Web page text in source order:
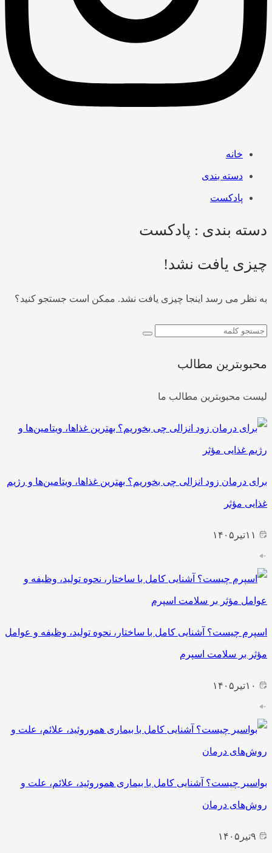
خانه
دسته بندی
پادکست
دسته بندی : پادکست
چیزی یافت نشد!
به نظر می رسد اینجا چیزی یافت نشد. ممکن است جستجو کنید؟
محبوبترین مطالب
لیست محبوبترین مطالب ما
برای درمان زود انزالی چی بخوریم؟ بهترین غذاها، ویتامین‌ها و رژیم
غذایی مؤثر
۱۱تیر ۱۴۰۵
اسپرم چیست؟ آشنایی کامل با ساختار، نحوه تولید، وظیفه و عوامل
مؤثر بر سلامت اسپرم
۱۰تیر ۱۴۰۵
بواسیر چیست؟ آشنایی کامل با بیماری هموروئید، علائم، علت و
روش‌های درمان
۹تیر ۱۴۰۵